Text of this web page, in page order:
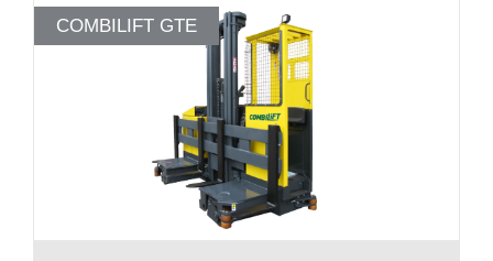
COMBILIFT GTE